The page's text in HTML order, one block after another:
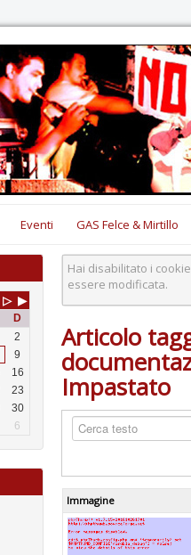
Eventi GAS Felce & Mirtillo
▷ ▶
D
2
9
16
23
30
6
Hai disabilitato i
essere modificata.
Articolo
Impastato
Immagine